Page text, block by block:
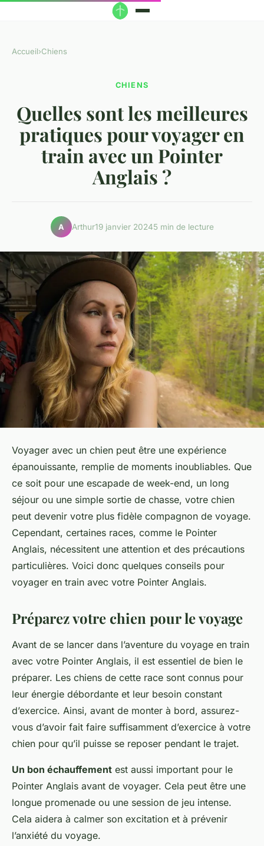
Accueil›Chiens
CHIENS
Quelles sont les meilleures
pratiques pour voyager en
train avec un Pointer
Anglais ?
A Arthur19 janvier 20245 min de lecture
Voyager avec un chien peut être une expérience
épanouissante, remplie de moments inoubliables. Que
ce soit pour une escapade de week-end, un long
séjour ou une simple sortie de chasse, votre chien
peut devenir votre plus fidèle compagnon de voyage.
Cependant, certaines races, comme le Pointer
Anglais, nécessitent une attention et des précautions
particulières. Voici donc quelques conseils pour
voyager en train avec votre Pointer Anglais.
Préparez votre chien pour le voyage
Avant de se lancer dans l’aventure du voyage en train
avec votre Pointer Anglais, il est essentiel de bien le
préparer. Les chiens de cette race sont connus pour
leur énergie débordante et leur besoin constant
d’exercice. Ainsi, avant de monter à bord, assurez-
vous d’avoir fait faire suffisamment d’exercice à votre
chien pour qu’il puisse se reposer pendant le trajet.
Un bon échauffement est aussi important pour le
Pointer Anglais avant de voyager. Cela peut être une
longue promenade ou une session de jeu intense.
Cela aidera à calmer son excitation et à prévenir
l’anxiété du voyage.